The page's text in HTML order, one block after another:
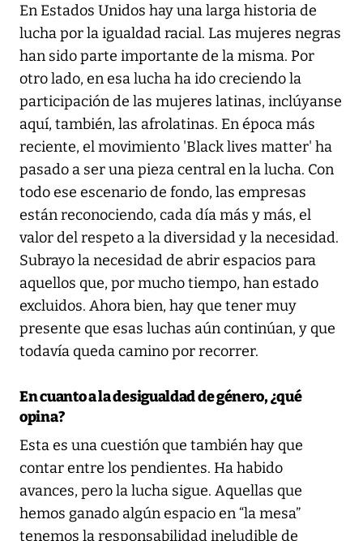
En Estados Unidos hay una larga historia de
lucha por la igualdad racial. Las mujeres negras
han sido parte importante de la misma. Por
otro lado, en esa lucha ha ido creciendo la
participación de las mujeres latinas, inclúyanse
aquí, también, las afrolatinas. En época más
reciente, el movimiento 'Black lives matter' ha
pasado a ser una pieza central en la lucha. Con
todo ese escenario de fondo, las empresas
están reconociendo, cada día más y más, el
valor del respeto a la diversidad y la necesidad.
Subrayo la necesidad de abrir espacios para
aquellos que, por mucho tiempo, han estado
excluidos. Ahora bien, hay que tener muy
presente que esas luchas aún continúan, y que
todavía queda camino por recorrer.
En cuanto a la desigualdad de género, ¿qué
opina?
Esta es una cuestión que también hay que
contar entre los pendientes. Ha habido
avances, pero la lucha sigue. Aquellas que
hemos ganado algún espacio en “la mesa”
tenemos la responsabilidad ineludible de